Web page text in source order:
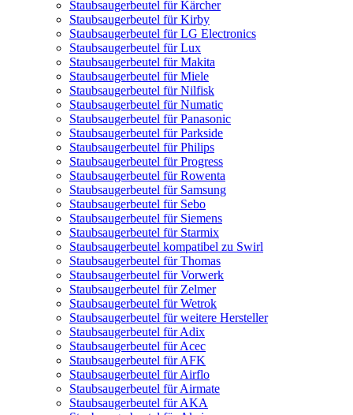
Staubsaugerbeutel für Kärcher
Staubsaugerbeutel für Kirby
Staubsaugerbeutel für LG Electronics
Staubsaugerbeutel für Lux
Staubsaugerbeutel für Makita
Staubsaugerbeutel für Miele
Staubsaugerbeutel für Nilfisk
Staubsaugerbeutel für Numatic
Staubsaugerbeutel für Panasonic
Staubsaugerbeutel für Parkside
Staubsaugerbeutel für Philips
Staubsaugerbeutel für Progress
Staubsaugerbeutel für Rowenta
Staubsaugerbeutel für Samsung
Staubsaugerbeutel für Sebo
Staubsaugerbeutel für Siemens
Staubsaugerbeutel für Starmix
Staubsaugerbeutel kompatibel zu Swirl
Staubsaugerbeutel für Thomas
Staubsaugerbeutel für Vorwerk
Staubsaugerbeutel für Zelmer
Staubsaugerbeutel für Wetrok
Staubsaugerbeutel für weitere Hersteller
Staubsaugerbeutel für Adix
Staubsaugerbeutel für Acec
Staubsaugerbeutel für AFK
Staubsaugerbeutel für Airflo
Staubsaugerbeutel für Airmate
Staubsaugerbeutel für AKA